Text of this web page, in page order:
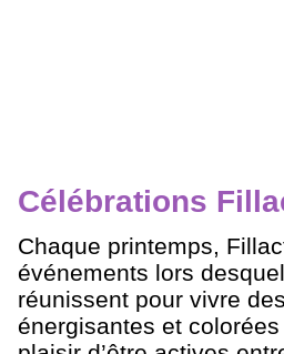
Célébrations
Chaque printemps,
événements lors
réunissent pour vivre
énergisantes et